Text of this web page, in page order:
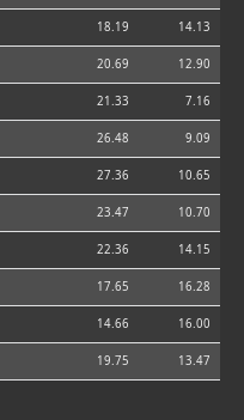
18.19 14.13
20.69 12.90
21.33 7.16
26.48 9.09
27.36 10.65
23.47 10.70
22.36 14.15
17.65 16.28
14.66 16.00
19.75 13.47